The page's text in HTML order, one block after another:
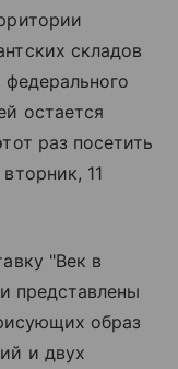
складов
остается
раз посетить
11
"Век в
представлены
образ
и двух